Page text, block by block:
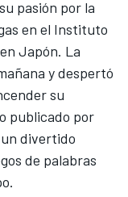
pasión por la
en el Instituto
Japón. La
y despertó
su
publicado por
divertido
de palabras